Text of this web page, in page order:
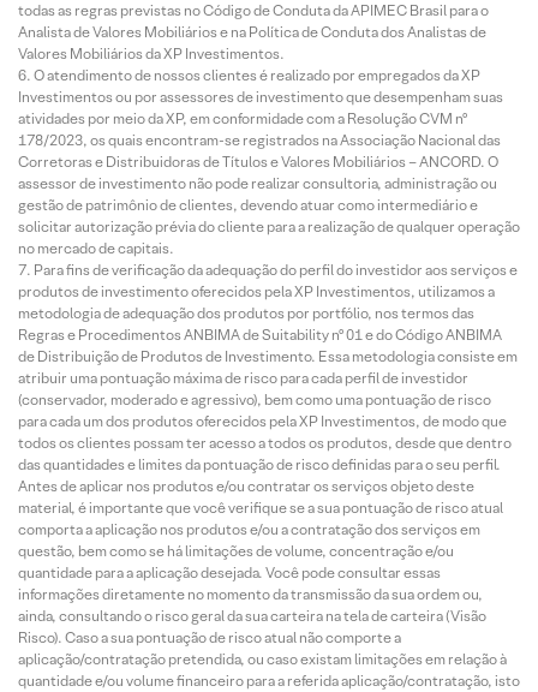
todas as regras previstas no Código de Conduta da APIMEC Brasil para o
Analista de Valores Mobiliários e na Política de Conduta dos Analistas de
Valores Mobiliários da XP Investimentos.
O atendimento de nossos clientes é realizado por empregados da XP
Investimentos ou por assessores de investimento que desempenham suas
atividades por meio da XP, em conformidade com a Resolução CVM nº
178/2023, os quais encontram-se registrados na Associação Nacional das
Corretoras e Distribuidoras de Títulos e Valores Mobiliários – ANCORD. O
assessor de investimento não pode realizar consultoria, administração ou
gestão de patrimônio de clientes, devendo atuar como intermediário e
solicitar autorização prévia do cliente para a realização de qualquer operação
no mercado de capitais.
Para fins de verificação da adequação do perfil do investidor aos serviços e
produtos de investimento oferecidos pela XP Investimentos, utilizamos a
metodologia de adequação dos produtos por portfólio, nos termos das
Regras e Procedimentos ANBIMA de Suitability nº 01 e do Código ANBIMA
de Distribuição de Produtos de Investimento. Essa metodologia consiste em
atribuir uma pontuação máxima de risco para cada perfil de investidor
(conservador, moderado e agressivo), bem como uma pontuação de risco
para cada um dos produtos oferecidos pela XP Investimentos, de modo que
todos os clientes possam ter acesso a todos os produtos, desde que dentro
das quantidades e limites da pontuação de risco definidas para o seu perfil.
Antes de aplicar nos produtos e/ou contratar os serviços objeto deste
material, é importante que você verifique se a sua pontuação de risco atual
comporta a aplicação nos produtos e/ou a contratação dos serviços em
questão, bem como se há limitações de volume, concentração e/ou
quantidade para a aplicação desejada. Você pode consultar essas
informações diretamente no momento da transmissão da sua ordem ou,
ainda, consultando o risco geral da sua carteira na tela de carteira (Visão
Risco). Caso a sua pontuação de risco atual não comporte a
aplicação/contratação pretendida, ou caso existam limitações em relação à
quantidade e/ou volume financeiro para a referida aplicação/contratação, isto